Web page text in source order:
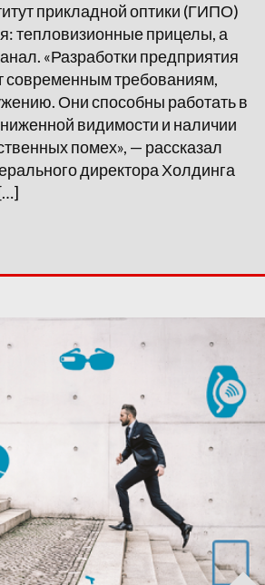
прикладной оптики (ГИПО)
тепловизионные прицелы, а
«Разработки предприятия
современным требованиям,
Они способны работать в
видимости и наличии
помех», — рассказал
директора Холдинга